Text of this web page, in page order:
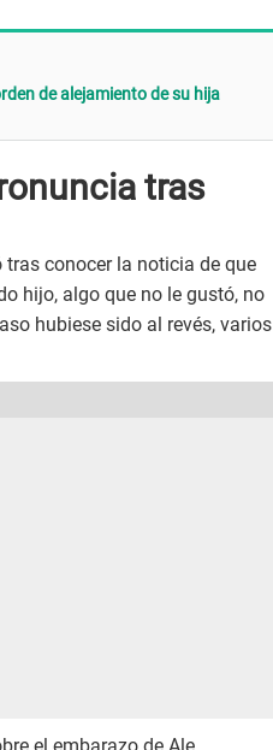
de alejamiento de su hija
tras
tras conocer la noticia de que
hijo, algo que no le gustó, no
hubiese sido al revés, varios
el embarazo de Ale